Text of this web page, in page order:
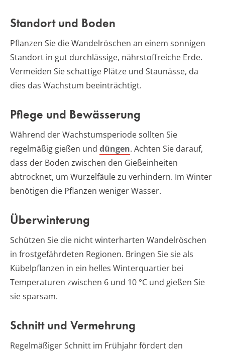
Standort und Boden
Pflanzen Sie die Wandelröschen an einem sonnigen
Standort in gut durchlässige, nährstoffreiche Erde.
Vermeiden Sie schattige Plätze und Staunässe, da
dies das Wachstum beeinträchtigt.
Pflege und Bewässerung
Während der Wachstumsperiode sollten Sie
regelmäßig gießen und düngen. Achten Sie darauf,
dass der Boden zwischen den Gießeinheiten
abtrocknet, um Wurzelfäule zu verhindern. Im Winter
benötigen die Pflanzen weniger Wasser.
Überwinterung
Schützen Sie die nicht winterharten Wandelröschen
in frostgefährdeten Regionen. Bringen Sie sie als
Kübelpflanzen in ein helles Winterquartier bei
Temperaturen zwischen 6 und 10 °C und gießen Sie
sie sparsam.
Schnitt und Vermehrung
Regelmäßiger Schnitt im Frühjahr fördert den